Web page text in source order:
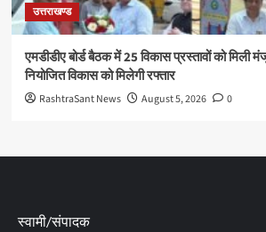
उत्तराखण्ड
एमडीडीए बोर्ड बैठक में 25 विकास प्रस्तावों को मिली
नियोजित विकास को मिलेगी रफ्तार
RashtraSant News August 5, 2026 0
स्वामी/संपादक